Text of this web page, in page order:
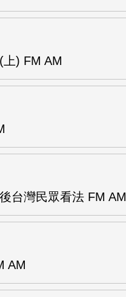
) FM AM
台灣民眾看法 FM AM
AM